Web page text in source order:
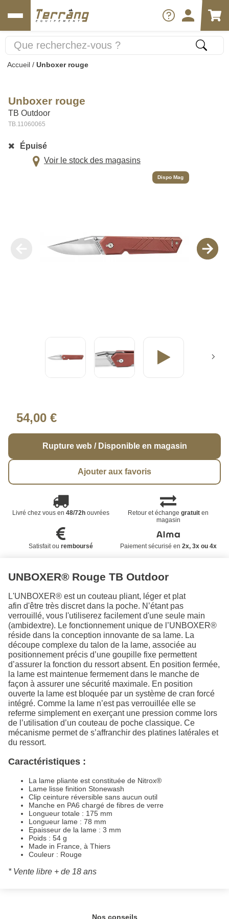
Accueil / Unboxer rouge
Unboxer rouge
TB Outdoor
TB.11060065
Épuisé
Voir le stock des magasins
Dispo Mag
54,00 €
Rupture web / Disponible en magasin
Ajouter aux favoris
Livré chez vous en 48/72houvrées Retour et échangegratuit en
magasin
Satisfait ou remboursé Paiement sécurisé en 2x, 3x ou 4x
UNBOXER® Rouge TB Outdoor
L'UNBOXER® est un couteau pliant, léger et plat
afin d'être très discret dans la poche. N’étant pas
verrouillé, vous l'utiliserez facilement d'une seule main
(ambidextre). Le fonctionnement unique de l’UNBOXER®
réside dans la conception innovante de sa lame. La
découpe complexe du talon de la lame, associée au
positionnement précis d’une goupille fixe permettent
d’assurer la fonction du ressort absent. En position fermée,
la lame est maintenue fermement dans le manche de
façon à assurer une sécurité maximale. En position
ouverte la lame est bloquée par un système de cran forcé
intégré. Comme la lame n’est pas verrouillée elle se
referme simplement en exerçant une pression comme lors
de l’utilisation d’un couteau de poche classique. Ce
mécanisme permet de s’affranchir des platines latérales et
du ressort.
Caractéristiques :
La lame pliante est constituée de Nitrox®
Lame lisse finition Stonewash
Clip ceinture réversible sans aucun outil
Manche en PA6 chargé de fibres de verre
Longueur totale : 175 mm
Longueur lame : 78 mm
Epaisseur de la lame : 3 mm
Poids : 54 g
Made in France, à Thiers
Couleur : Rouge
* Vente libre + de 18 ans
Nos conseils